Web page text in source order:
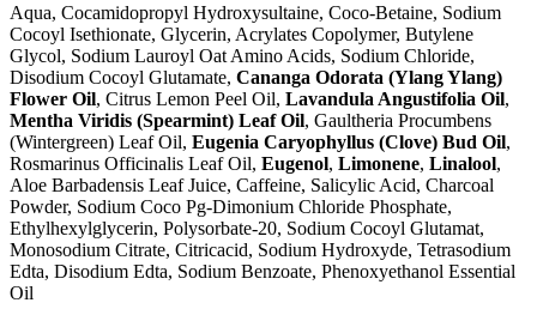
Aqua, Cocamidopropyl Hydroxysultaine, Coco-Betaine, Sodium
Cocoyl Isethionate, Glycerin, Acrylates Copolymer, Butylene
Glycol, Sodium Lauroyl Oat Amino Acids, Sodium Chloride,
Disodium Cocoyl Glutamate, Cananga Odorata (Ylang Ylang)
Flower Oil, Citrus Lemon Peel Oil, Lavandula Angustifolia Oil,
Mentha Viridis (Spearmint) Leaf Oil, Gaultheria Procumbens
(Wintergreen) Leaf Oil, Eugenia Caryophyllus (Clove) Bud Oil,
Rosmarinus Officinalis Leaf Oil, Eugenol, Limonene, Linalool,
Aloe Barbadensis Leaf Juice, Caffeine, Salicylic Acid, Charcoal
Powder, Sodium Coco Pg-Dimonium Chloride Phosphate,
Ethylhexylglycerin, Polysorbate-20, Sodium Cocoyl Glutamat,
Monosodium Citrate, Citricacid, Sodium Hydroxyde, Tetrasodium
Edta, Disodium Edta, Sodium Benzoate, Phenoxyethanol Essential
Oil